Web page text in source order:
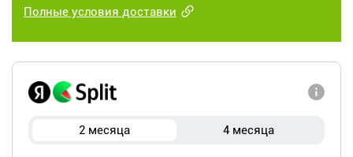
Полные условия доставки
2 месяца 4 месяца